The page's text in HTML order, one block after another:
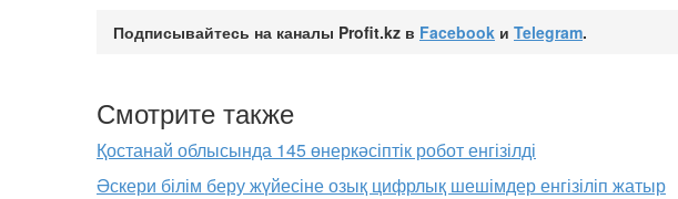
Подписывайтесь на каналы Profit.kz в Facebook и Telegram.
Смотрите также
Қостанай облысында 145 өнеркәсіптік робот енгізілді
Әскери білім беру жүйесіне озық цифрлық шешімдер енгізіліп жатыр